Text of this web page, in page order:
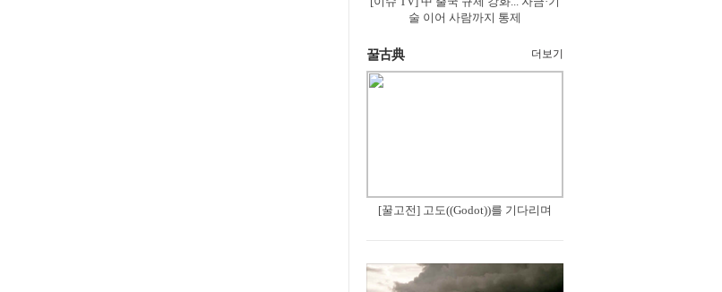
술 이어 사람까지 통제
꿀古典 더보기
[꿀고전] 고도((Godot))를 기다리며